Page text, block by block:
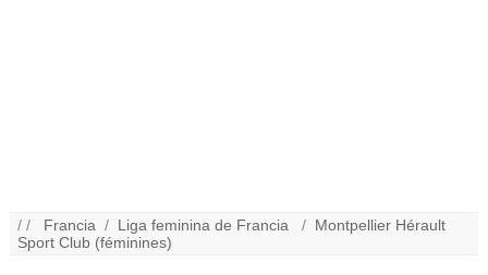
/ / Francia / Liga feminina de Francia / Montpellier Hérault
Sport Club (féminines)